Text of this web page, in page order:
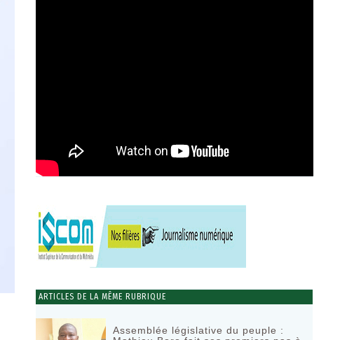
ARTICLES DE LA MÊME RUBRIQUE
Assemblée législative du peuple :